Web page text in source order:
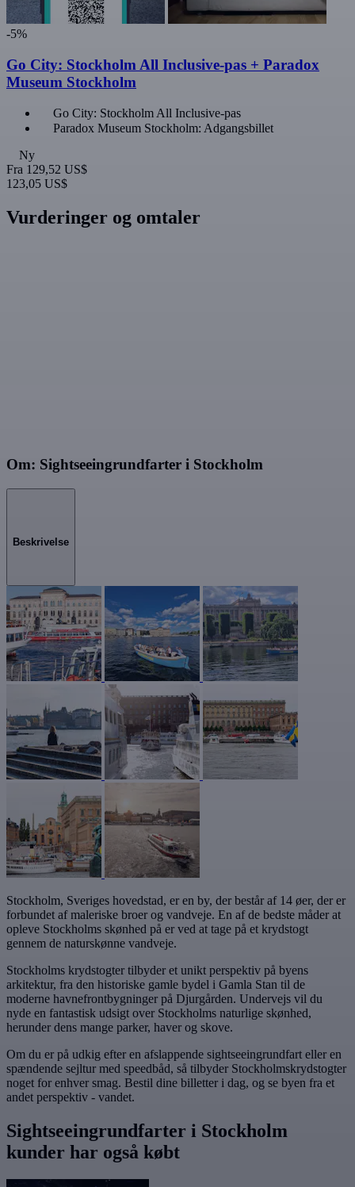
-5%
Go City: Stockholm All Inclusive-pas + Paradox
Museum Stockholm
Go City: Stockholm All Inclusive-pas
Paradox Museum Stockholm: Adgangsbillet
Ny
Fra 129,52 US$
123,05 US$
Vurderinger og omtaler
Om: Sightseeingrundfarter i Stockholm
Beskrivelse
Stockholm, Sveriges hovedstad, er en by, der består af 14 øer, der er
forbundet af maleriske broer og vandveje. En af de bedste måder at
opleve Stockholms skønhed på er ved at tage på et krydstogt
gennem de naturskønne vandveje.
Stockholms krydstogter tilbyder et unikt perspektiv på byens
arkitektur, fra den historiske gamle bydel i Gamla Stan til de
moderne havnefrontbygninger på Djurgården. Undervejs vil du
nyde en fantastisk udsigt over Stockholms naturlige skønhed,
herunder dens mange parker, haver og skove.
Om du er på udkig efter en afslappende sightseeingrundfart eller en
spændende sejltur med speedbåd, så tilbyder Stockholmskrydstogter
noget for enhver smag. Bestil dine billetter i dag, og se byen fra et
andet perspektiv - vandet.
Sightseeingrundfarter i Stockholm
kunder har også købt